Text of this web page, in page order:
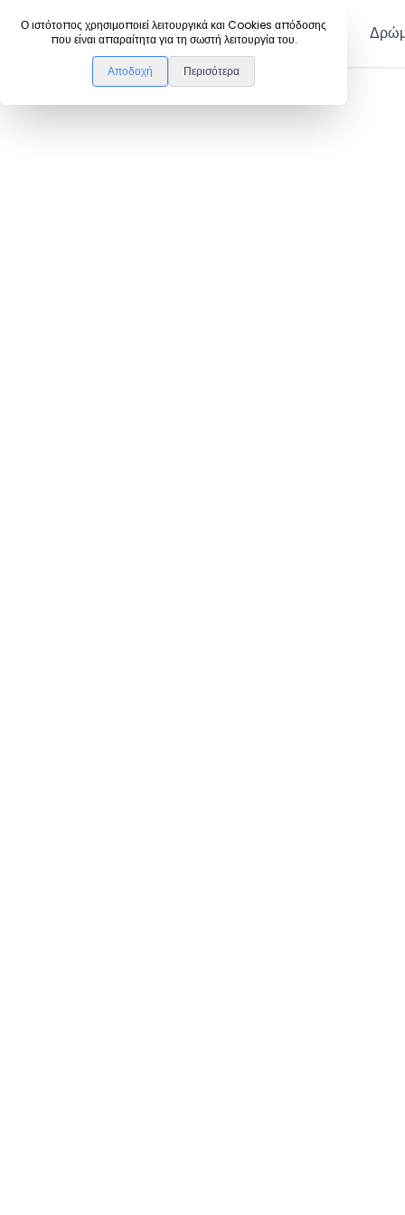
Ο ιστότοπος χρησιμοποιεί λειτουργικά και Cookies απόδοσης
που είναι απαραίτητα για τη σωστή λειτουργία του.
Αποδοχή Περισότερα
DanceLink Μέλη